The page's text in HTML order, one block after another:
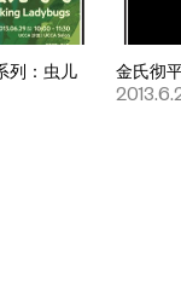
列：虫儿
金氏彻